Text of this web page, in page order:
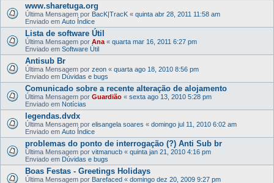
www.sharetuga.org
Última Mensagem por BacK|TracK « quinta abr 28, 2011 11:58 am
Enviado em Auto Índice
Lista de software Útil
Última Mensagem por Ana « quarta mar 16, 2011 6:27 pm
Enviado em Software Útil
Antisub Br
Última Mensagem por zeon « quarta ago 18, 2010 8:56 pm
Enviado em Dúvidas e bugs
Comunicado sobre a recente alteração de alojamento
Última Mensagem por Guardião « sexta ago 13, 2010 5:28 pm
Enviado em Notícias
legendas.dvdx
Última Mensagem por elisangela soares « domingo jul 11, 2010 6:02 am
Enviado em Auto Índice
problemas do ponto de interrogação (?) Anti Sub br
Última Mensagem por vitmanucb « quinta jan 21, 2010 4:16 pm
Enviado em Dúvidas e bugs
Boas Festas - Greetings Holidays
Última Mensagem por Barefaced « domingo dez 20, 2009 9:27 pm